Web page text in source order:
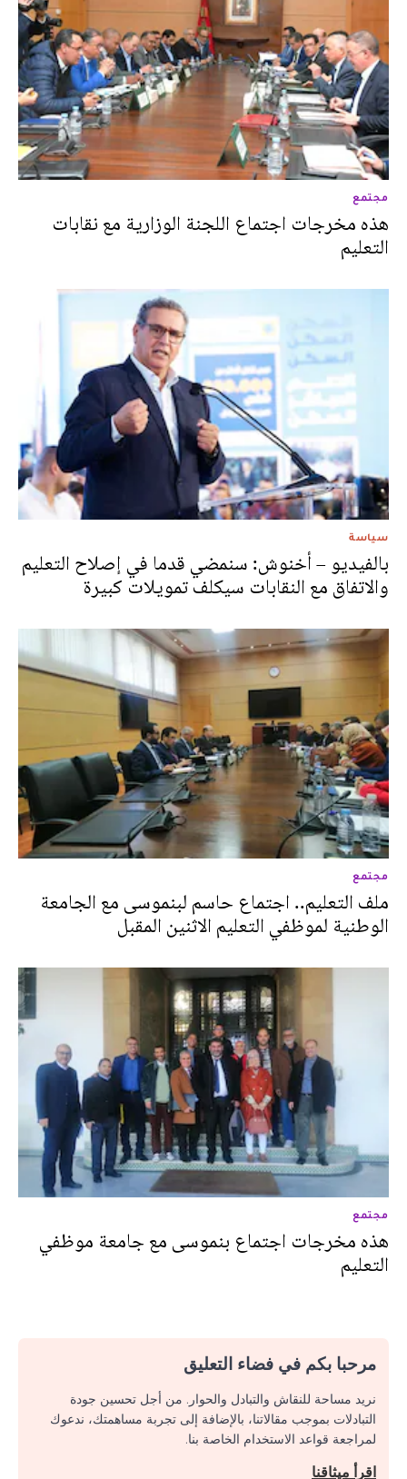
مجتمع
هذه مخرجات اجتماع اللجنة الوزارية مع نقابات
التعليم
سياسة
بالفيديو – أخنوش: سنمضي قدما في إصلاح التعليم
والاتفاق مع النقابات سيكلف تمويلات كبيرة
مجتمع
ملف التعليم.. اجتماع حاسم لبنموسى مع الجامعة
الوطنية لموظفي التعليم الاثنين المقبل
مجتمع
هذه مخرجات اجتماع بنموسى مع جامعة موظفي
التعليم
مرحبا بكم في فضاء التعليق
نريد مساحة للنقاش والتبادل والحوار. من أجل تحسين جودة
التبادلات بموجب مقالاتنا، بالإضافة إلى تجربة مساهمتك، ندعوك
لمراجعة قواعد الاستخدام الخاصة بنا.
اقرأ ميثاقنا